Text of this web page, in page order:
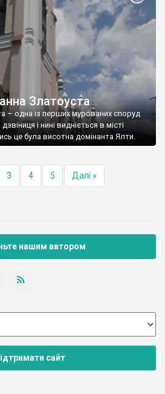
Златоуста
– одна із перших мурованих споруд
і нині видніється в місті
це була висотна домінанта Ялти.
3 4 5 Далі »
нашим автором
сайт